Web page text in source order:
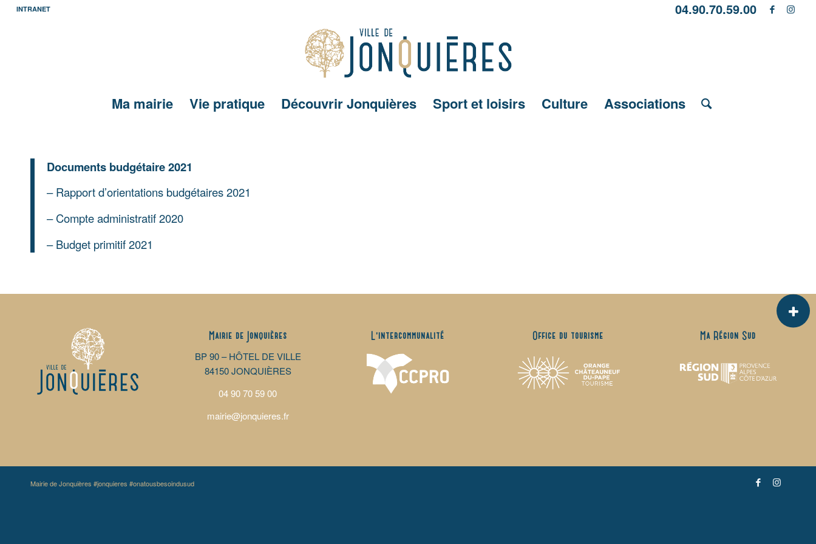
INTRANET 04.90.70.59.00
Ma mairie Vie pratique Découvrir Jonquières Sport et loisirs Culture Associations
Documents budgétaire 2021
–Rapport d’orientations budgétaires 2021
–Compte administratif 2020
–Budget primitif 2021
Mairie de Jonquières
BP 90 – HÔTEL DE VILLE
84150 JONQUIÈRES
04 90 70 59 00
mairie@jonquieres.fr
L’intercommunalité Office du tourisme Ma Région Sud
Mairie de Jonquières #jonquieres #onatousbesoindusud